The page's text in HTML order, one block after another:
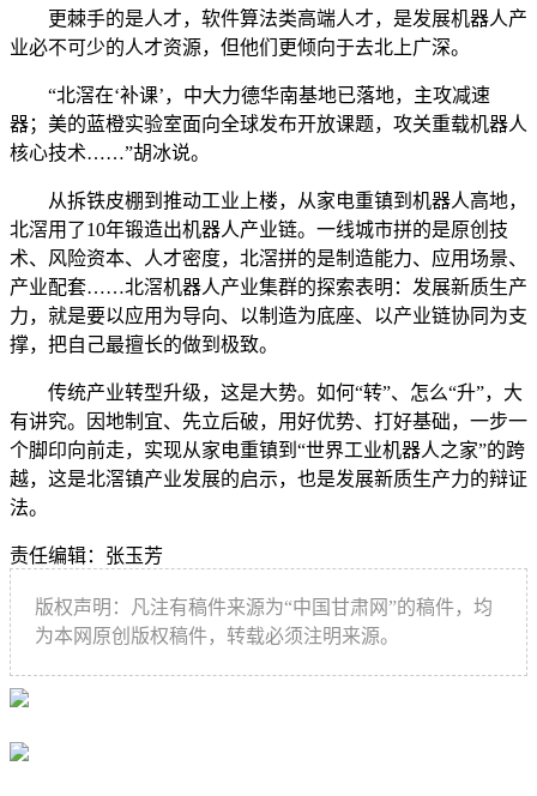
更棘手的是人才，软件算法类高端人才，是发展机器人产
业必不可少的人才资源，但他们更倾向于去北上广深。
“北滘在‘补课’，中大力德华南基地已落地，主攻减速
器；美的蓝橙实验室面向全球发布开放课题，攻关重载机器人
核心技术……”胡冰说。
从拆铁皮棚到推动工业上楼，从家电重镇到机器人高地，
北滘用了10年锻造出机器人产业链。一线城市拼的是原创技
术、风险资本、人才密度，北滘拼的是制造能力、应用场景、
产业配套……北滘机器人产业集群的探索表明：发展新质生产
力，就是要以应用为导向、以制造为底座、以产业链协同为支
撑，把自己最擅长的做到极致。
传统产业转型升级，这是大势。如何“转”、怎么“升”，大
有讲究。因地制宜、先立后破，用好优势、打好基础，一步一
个脚印向前走，实现从家电重镇到“世界工业机器人之家”的跨
越，这是北滘镇产业发展的启示，也是发展新质生产力的辩证
法。
责任编辑：张玉芳
版权声明：凡注有稿件来源为“中国甘肃网”的稿件，均
为本网原创版权稿件，转载必须注明来源。